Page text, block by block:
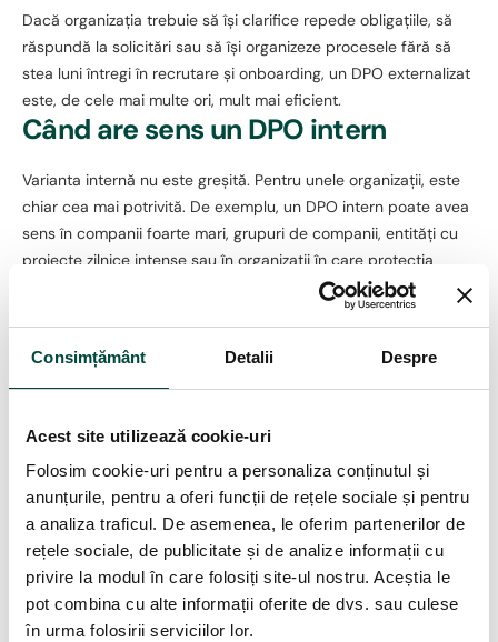
Consimțământ Detalii Despre
Acest site utilizează cookie-uri
Folosim cookie-uri pentru a personaliza conținutul și
anunțurile, pentru a oferi funcții de rețele sociale și pentru
a analiza traficul. De asemenea, le oferim partenerilor de
rețele sociale, de publicitate și de analize informații cu
privire la modul în care folosiți site-ul nostru. Aceștia le
pot combina cu alte informații oferite de dvs. sau culese
în urma folosirii serviciilor lor.
Dacă organizația trebuie să își clarifice repede obligațiile, să
răspundă la solicitări sau să își organizeze procesele fără să
stea luni întregi în recrutare și onboarding, un DPO externalizat
este, de cele mai multe ori, mult mai eficient.
Când are sens un DPO intern
Varianta internă nu este greșită. Pentru unele organizații, este
chiar cea mai potrivită. De exemplu, un DPO intern poate avea
sens în companii foarte mari, grupuri de companii, entități cu
proiecte zilnice intense sau în organizații în care protecția
datelor trebuie să fie integrată permanent în decizii
Are sens și atunci când există deja o funcție matură de
privacy sau compliance, resurse interne solide și un cadru în
Dar chiar și în aceste cazuri, companiile aleg uneori să
combine rolul intern cu sprijin extern, mai ales pentru audit,
implementare, verificări punctuale, evaluări de impact sau
proiecte speciale.
Ce cumperi, de fapt, când plătești
un DPO externalizat